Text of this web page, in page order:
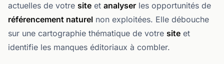
actuelles de votre site et analyser les opportunités de
référencement naturel non exploitées. Elle débouche
sur une cartographie thématique de votre site et
identifie les manques éditoriaux à combler.